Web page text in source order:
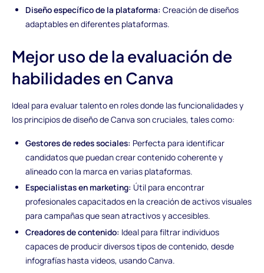
Diseño específico de la plataforma: Creación de diseños
adaptables en diferentes plataformas.
Mejor uso de la evaluación de
habilidades en Canva
Ideal para evaluar talento en roles donde las funcionalidades y
los principios de diseño de Canva son cruciales, tales como:
Gestores de redes sociales: Perfecta para identificar
candidatos que puedan crear contenido coherente y
alineado con la marca en varias plataformas.
Especialistas en marketing: Útil para encontrar
profesionales capacitados en la creación de activos visuales
para campañas que sean atractivos y accesibles.
Creadores de contenido: Ideal para filtrar individuos
capaces de producir diversos tipos de contenido, desde
infografías hasta videos, usando Canva.